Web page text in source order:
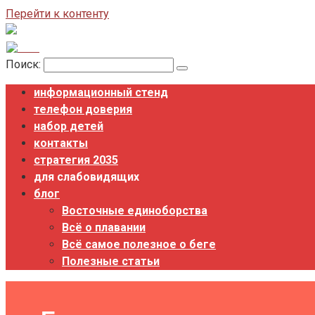
Перейти к контенту
Поиск:
информационный стенд
телефон доверия
набор детей
контакты
стратегия 2035
для слабовидящих
блог
Восточные единоборства
Всё о плавании
Всё самое полезное о беге
Полезные статьи